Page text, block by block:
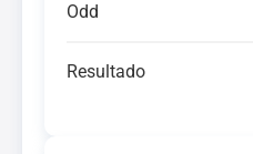
Odd
Resultado